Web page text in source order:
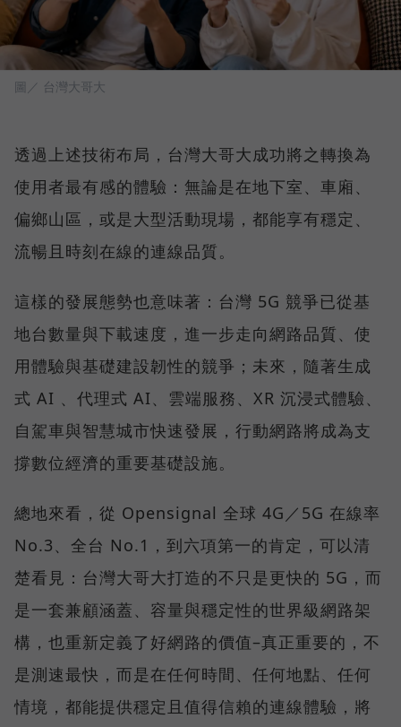
圖／ 台灣大哥大
透過上述技術布局，台灣大哥大成功將之轉換為
使用者最有感的體驗：無論是在地下室、車廂、
偏鄉山區，或是大型活動現場，都能享有穩定、
流暢且時刻在線的連線品質。
這樣的發展態勢也意味著：台灣 5G 競爭已從基
地台數量與下載速度，進一步走向網路品質、使
用體驗與基礎建設韌性的競爭；未來，隨著生成
式 AI 、代理式 AI、雲端服務、XR 沉浸式體驗、
自駕車與智慧城市快速發展，行動網路將成為支
撐數位經濟的重要基礎設施。
總地來看，從 Opensignal 全球 4G／5G 在線率
No.3、全台 No.1，到六項第一的肯定，可以清
楚看見：台灣大哥大打造的不只是更快的 5G，而
是一套兼顧涵蓋、容量與穩定性的世界級網路架
構，也重新定義了好網路的價值–真正重要的，不
是測速最快，而是在任何時間、任何地點、任何
情境，都能提供穩定且值得信賴的連線體驗，將